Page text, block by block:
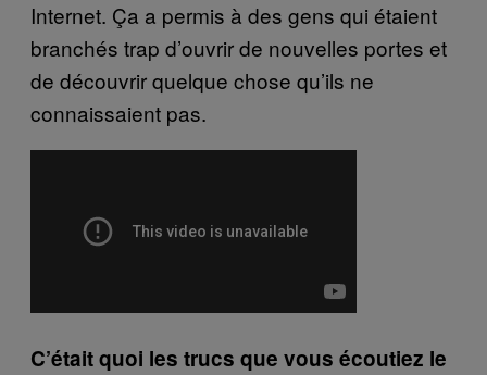
Internet. Ça a permis à des gens qui étaient
branchés trap d’ouvrir de nouvelles portes et
de découvrir quelque chose qu’ils ne
connaissaient pas.
C’était quoi les trucs que vous écoutiez le